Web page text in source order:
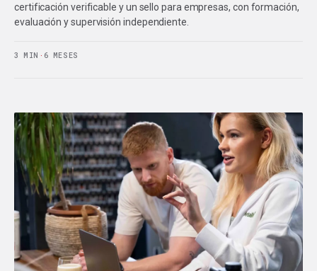
certificación verificable y un sello para empresas, con formación,
evaluación y supervisión independiente.
3 MIN · 6 MESES